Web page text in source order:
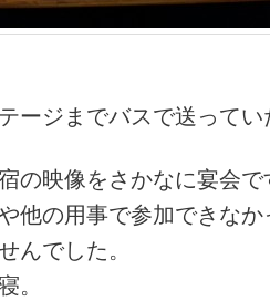
ージまでバスで送って
の映像をさかなに宴会で
他の用事で参加できな
んでした。
。